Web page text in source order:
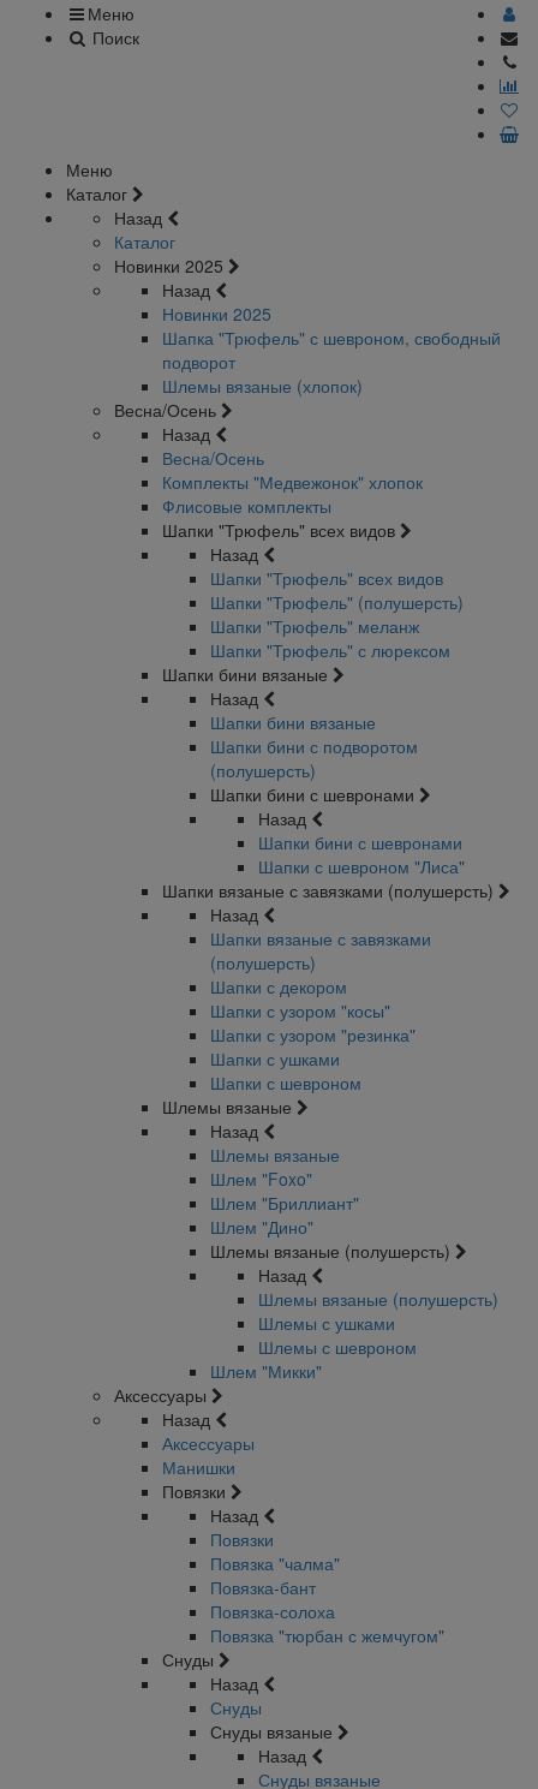
Меню
Поиск
Меню
Каталог
Назад
Каталог
Новинки 2025
Назад
Новинки 2025
Шапка "Трюфель" с шевроном, свободный
подворот
Шлемы вязаные (хлопок)
Весна/Осень
Назад
Весна/Осень
Комплекты "Медвежонок" хлопок
Флисовые комплекты
Шапки "Трюфель" всех видов
Назад
Шапки "Трюфель" всех видов
Шапки "Трюфель" (полушерсть)
Шапки "Трюфель" меланж
Шапки "Трюфель" с люрексом
Шапки бини вязаные
Назад
Шапки бини вязаные
Шапки бини с подворотом
(полушерсть)
Шапки бини с шевронами
Назад
Шапки бини с шевронами
Шапки с шевроном "Лиса"
Шапки вязаные с завязками (полушерсть)
Назад
Шапки вязаные с завязками
(полушерсть)
Шапки с декором
Шапки с узором "косы"
Шапки с узором "резинка"
Шапки с ушками
Шапки с шевроном
Шлемы вязаные
Назад
Шлемы вязаные
Шлем "Foxo"
Шлем "Бриллиант"
Шлем "Дино"
Шлемы вязаные (полушерсть)
Назад
Шлемы вязаные (полушерсть)
Шлемы с ушками
Шлемы с шевроном
Шлем "Микки"
Аксессуары
Назад
Аксессуары
Манишки
Повязки
Назад
Повязки
Повязка "чалма"
Повязка-бант
Повязка-солоха
Повязка "тюрбан с жемчугом"
Снуды
Назад
Снуды
Снуды вязаные
Назад
Снуды вязаные